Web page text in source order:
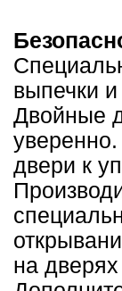
выпечки
Двойные
двери к
на